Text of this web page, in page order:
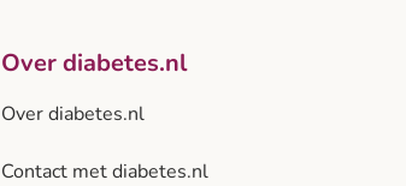
Over diabetes.nl
Over diabetes.nl
Contact met diabetes.nl